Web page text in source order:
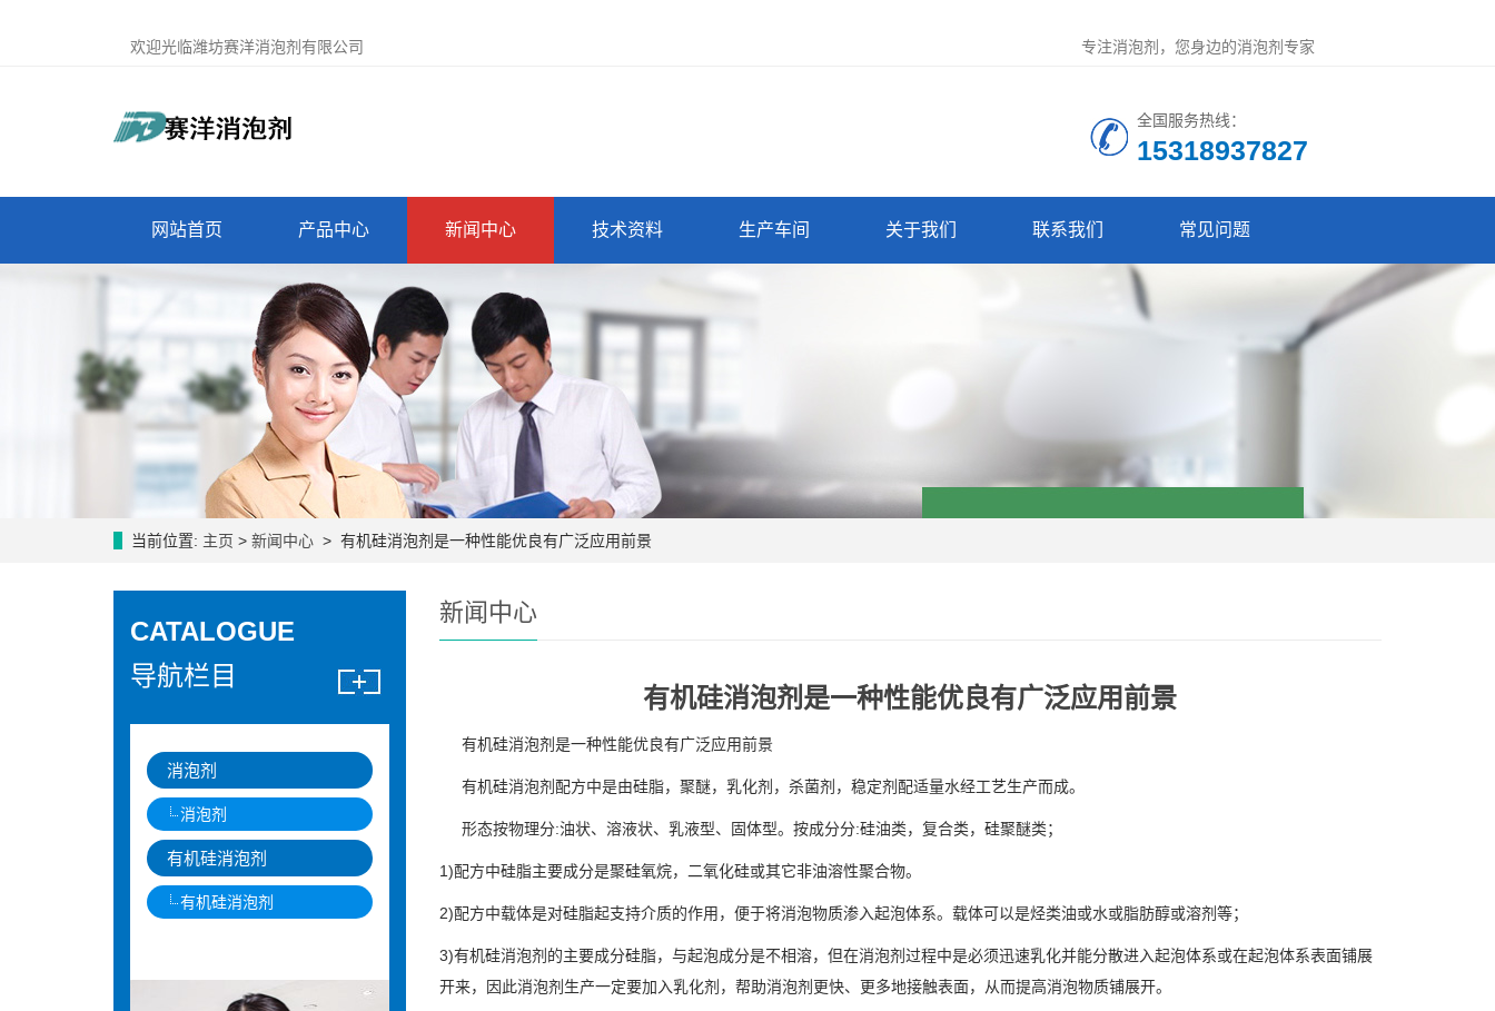
欢迎光临潍坊赛洋消泡剂有限公司 专注消泡剂，您身边的消泡剂专家
全国服务热线：
15318937827
网站首页 产品中心 新闻中心 技术资料 生产车间 关于我们 联系我们 常见问题
当前位置: 主页 > 新闻中心 > 有机硅消泡剂是一种性能优良有广泛应用前景
新闻中心
有机硅消泡剂是一种性能优良有广泛应用前景
有机硅消泡剂是一种性能优良有广泛应用前景
有机硅消泡剂配方中是由硅脂，聚醚，乳化剂，杀菌剂，稳定剂配适量水经工艺生产而成。
形态按物理分:油状、溶液状、乳液型、固体型。按成分分:硅油类，复合类，硅聚醚类；
1)配方中硅脂主要成分是聚硅氧烷，二氧化硅或其它非油溶性聚合物。
2)配方中载体是对硅脂起支持介质的作用，便于将消泡物质渗入起泡体系。载体可以是烃类油或水或脂肪醇或溶剂等；
3)有机硅消泡剂的主要成分硅脂，与起泡成分是不相溶，但在消泡剂过程中是必须迅速乳化并能分散进入起泡体系或在起泡体系表面铺展
开来，因此消泡剂生产一定要加入乳化剂，帮助消泡剂更快、更多地接触表面，从而提高消泡物质铺展开。
CATALOGUE
导航栏目
消泡剂
消泡剂
有机硅消泡剂
有机硅消泡剂